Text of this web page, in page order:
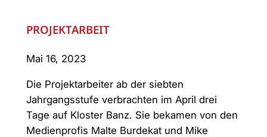
PROJEKTARBEIT
Mai 16, 2023
Die Projektarbeiter ab der siebten
Jahrgangsstufe verbrachten im April drei
Tage auf Kloster Banz. Sie bekamen von den
Medienprofis Malte Burdekat und Mike